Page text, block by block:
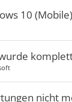
10 (Mobile)
nicht